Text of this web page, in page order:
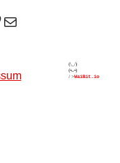
E-Mail